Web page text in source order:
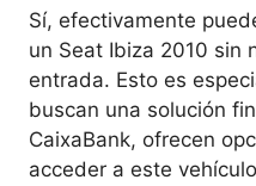
Sí, efectivamente
un Seat Ibiza 2010 sin
entrada. Esto es
buscan una solución
CaixaBank, ofrecen
acceder a este